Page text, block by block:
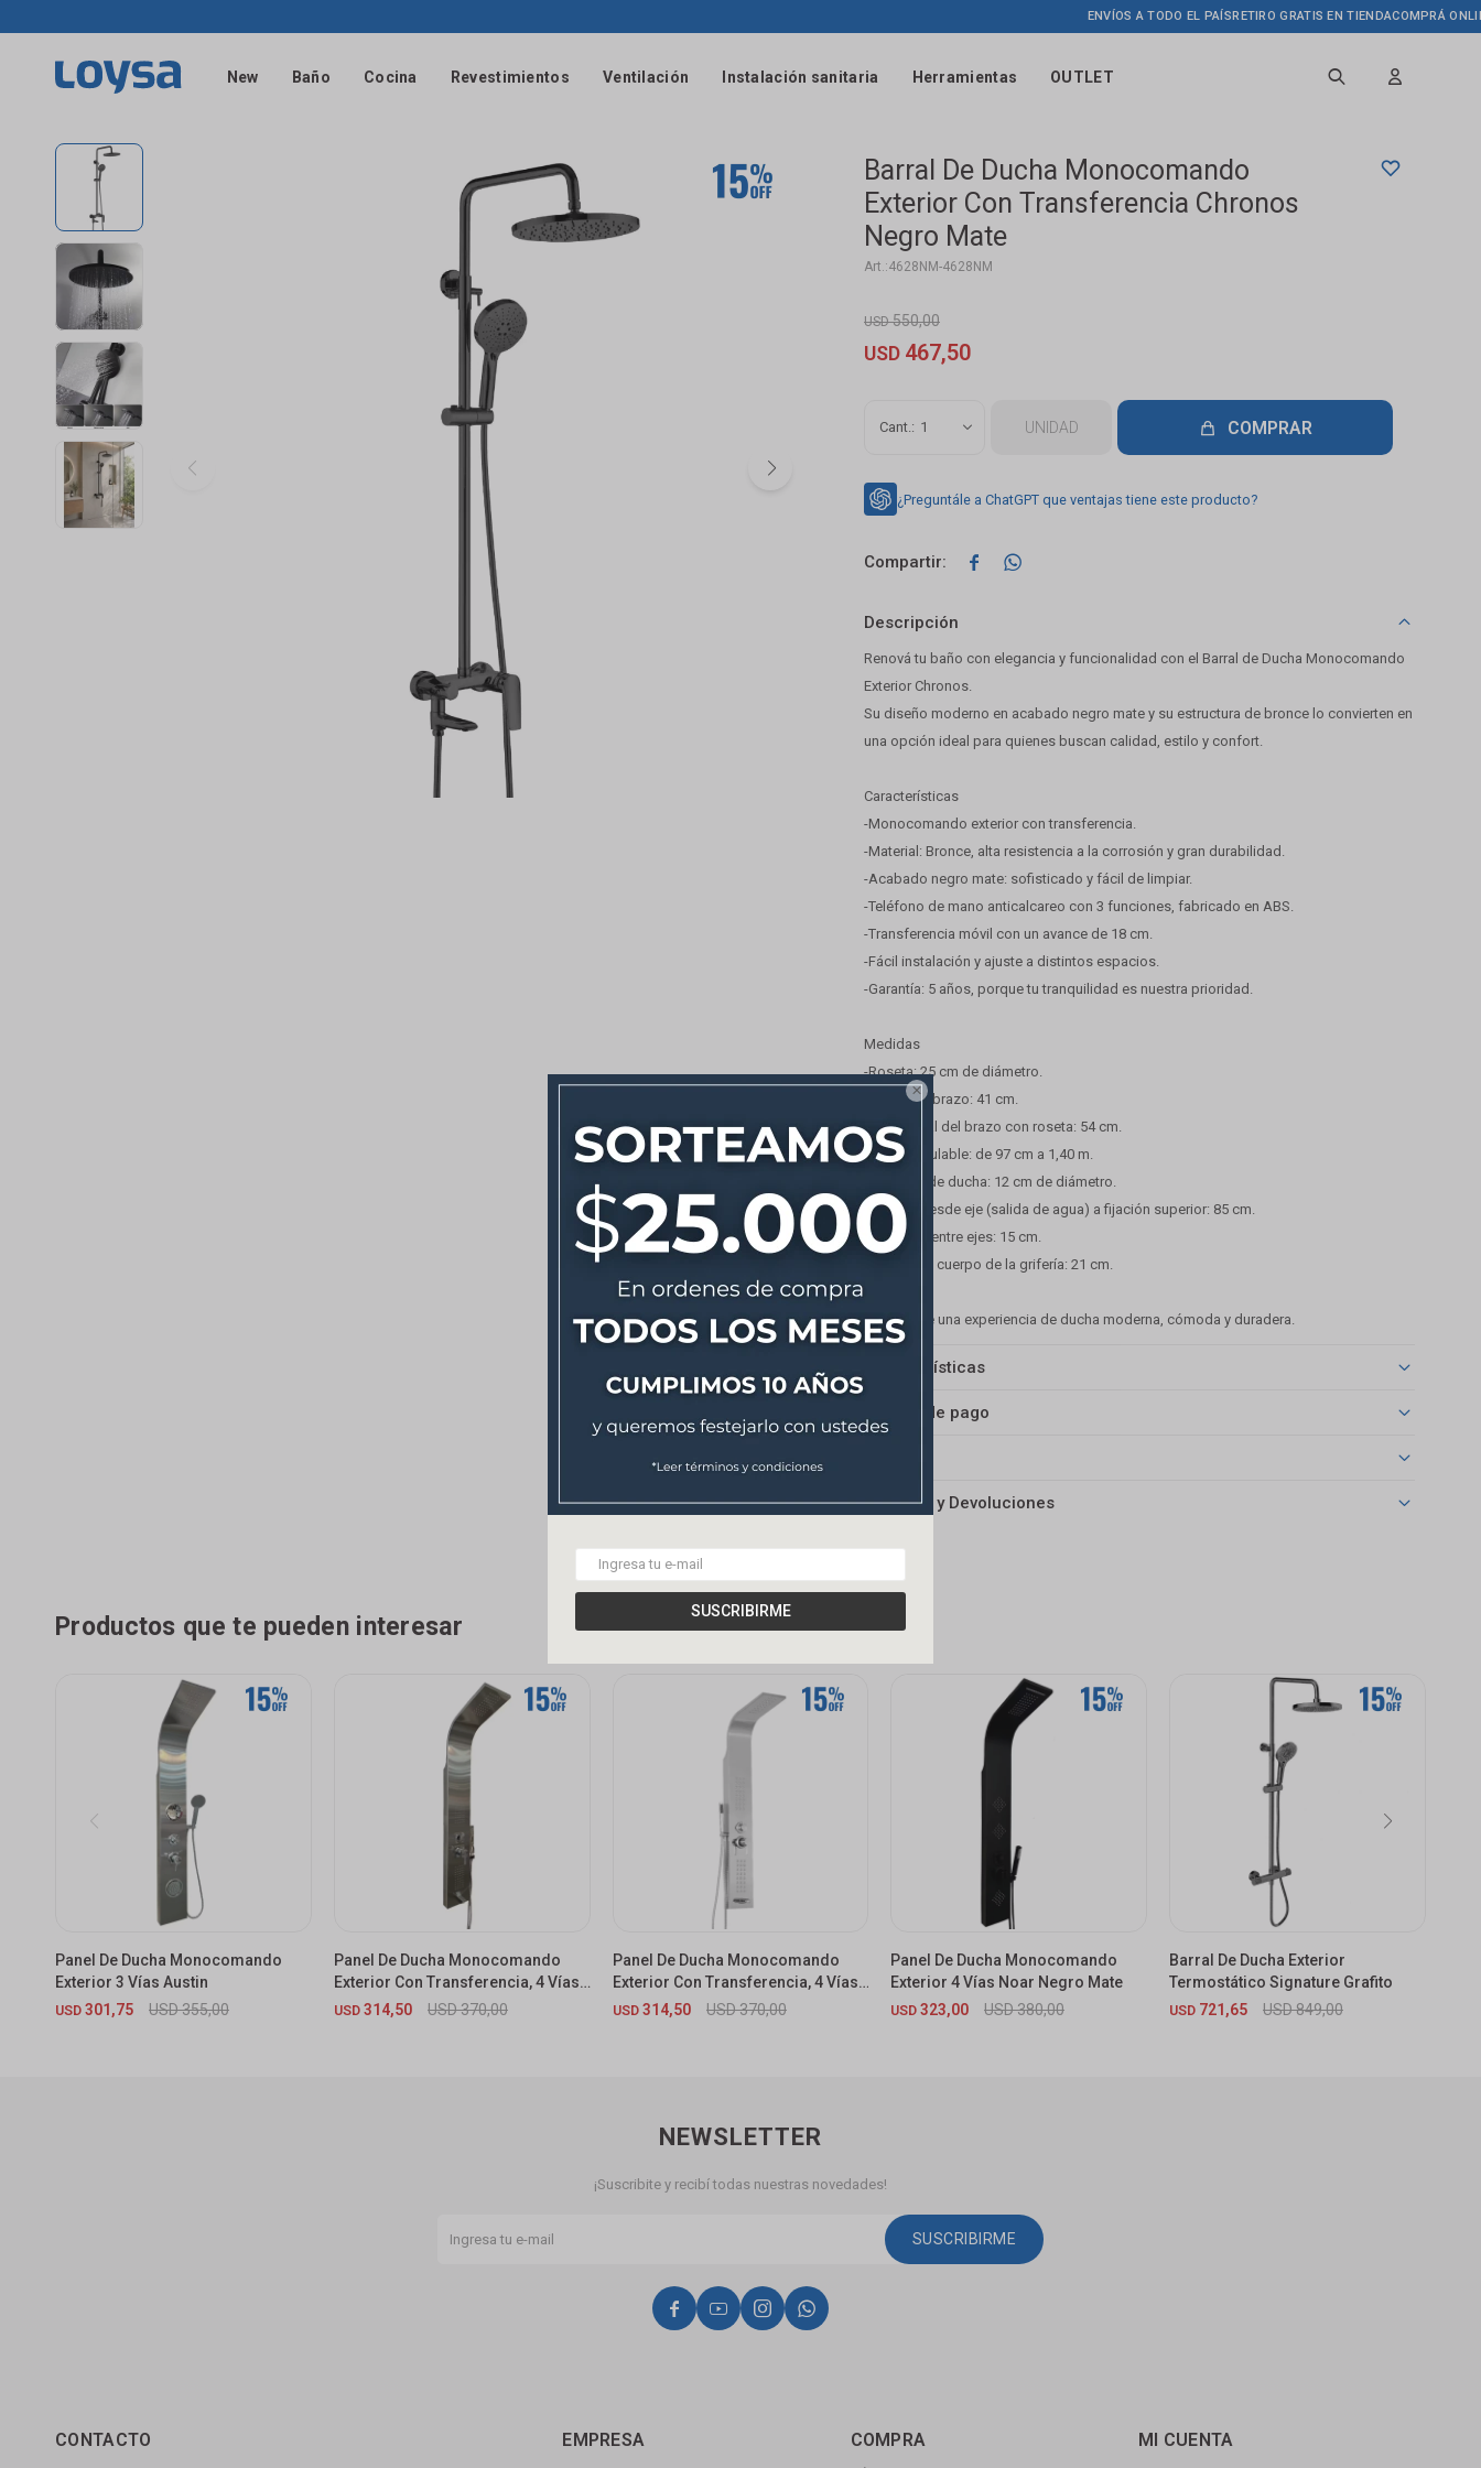

SUSCRIBIRME
New Baño Cocina Revestimientos Ventilación Instalación sanitaria Herramientas OUTLET
ENVÍOS A TODO EL PAÍSRETIRO GRATIS EN TIENDACOMPRÁ ONLINE
Barral De Ducha Monocomando
Exterior Con Transferencia Chronos
Negro Mate
4628NM-4628NM
USD 467,50
USD 550,00
1 UNIDAD COMPRAR
¿Preguntále a ChatGPT que ventajas tiene este producto?
 
Descripción
Renová tu baño con elegancia y funcionalidad con el Barral de Ducha Monocomando
Exterior Chronos.
Su diseño moderno en acabado negro mate y su estructura de bronce lo convierten en
una opción ideal para quienes buscan calidad, estilo y confort.
Características
-Monocomando exterior con transferencia.
-Material: Bronce, alta resistencia a la corrosión y gran durabilidad.
-Acabado negro mate: sofisticado y fácil de limpiar.
-Teléfono de mano anticalcareo con 3 funciones, fabricado en ABS.
-Transferencia móvil con un avance de 18 cm.
-Fácil instalación y ajuste a distintos espacios.
-Garantía: 5 años, porque tu tranquilidad es nuestra prioridad.
Medidas
-Roseta: 25 cm de diámetro.
-Largo del brazo: 41 cm.
-Largo total del brazo con roseta: 54 cm.
-Altura regulable: de 97 cm a 1,40 m.
-Teléfono de ducha: 12 cm de diámetro.
-Medida desde eje (salida de agua) a fijación superior: 85 cm.
-Distancia entre ejes: 15 cm.
-Ancho del cuerpo de la grifería: 21 cm.
Disfrutá de una experiencia de ducha moderna, cómoda y duradera.
Características
Medios de pago
Cambios y Devoluciones
Productos que te pueden interesar
Panel De Ducha Monocomando
Exterior 3 Vías Austin
USD 301,75 USD355,00
Panel De Ducha Monocomando
Exterior Con Transferencia, 4 Vías
Tucson Gris Satinado
USD 314,50 USD370,00
Panel De Ducha Monocomando
Exterior Con Transferencia, 4 Vías
Ducha Escocesa Oxford Cromado
USD 314,50 USD370,00
Panel De Ducha Monocomando
Exterior 4 Vías Noar Negro Mate
USD 323,00 USD380,00
Barral De Ducha Exterior
Termostático Signature Grafito
USD 721,65 USD849,00
CONTACTO EMPRESA COMPRA MI CUENTA
NEWSLETTER
¡Suscribite y recibí todas nuestras novedades!
SUSCRIBIRME
   